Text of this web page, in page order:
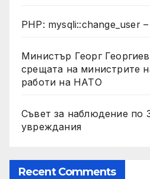
PHP: mysqli::change_user
Министър Георг
срещата на министрите
работи на НАТО
Съвет за наблюдение по
увреждания
Recent Comments